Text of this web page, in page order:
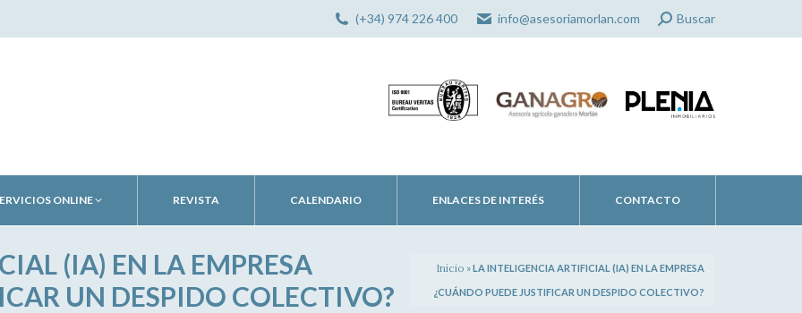
(+34) 974 226 400 info@asesoriamorlan.com Search:
Buscar
ONLINE REVISTA CALENDARIO ENLACES DE INTERÉS CONTACTO
(IA) EN LA EMPRESA
UN DESPIDO COLECTIVO?
Inicio »LA INTELIGENCIA ARTIFICIAL (IA) EN LA EMPRESA
¿CUÁNDO PUEDE JUSTIFICAR UN DESPIDO COLECTIVO?